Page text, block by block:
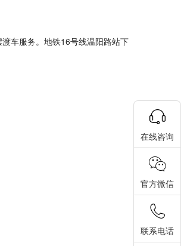
车服务。地铁16号线温阳路站下
在线咨询
官方微信
联系电话